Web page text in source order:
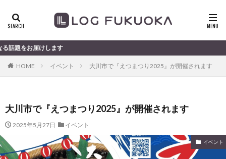
します
HOME イベント 大川市で『えつまつり2025』が開催されます
大川市で『えつまつり2025』が開催されます
2025年5月27日 イベント
イベント